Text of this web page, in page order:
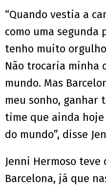
“Quando vestia a
como uma segunda
tenho muito
Não trocaria minha
mundo. Mas
meu sonho, ganhar
time que ainda
do mundo”, disse
Jenni Hermoso teve
Barcelona, já que